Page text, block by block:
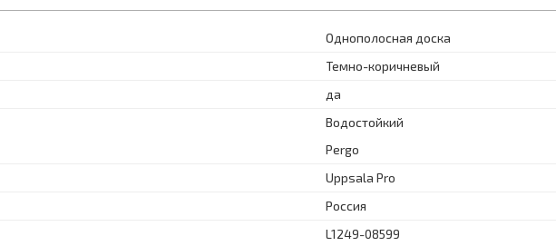
Однополосная доска
Темно-коричневый
да
Водостойкий
Pergo
Uppsala Pro
Россия
L1249-08599